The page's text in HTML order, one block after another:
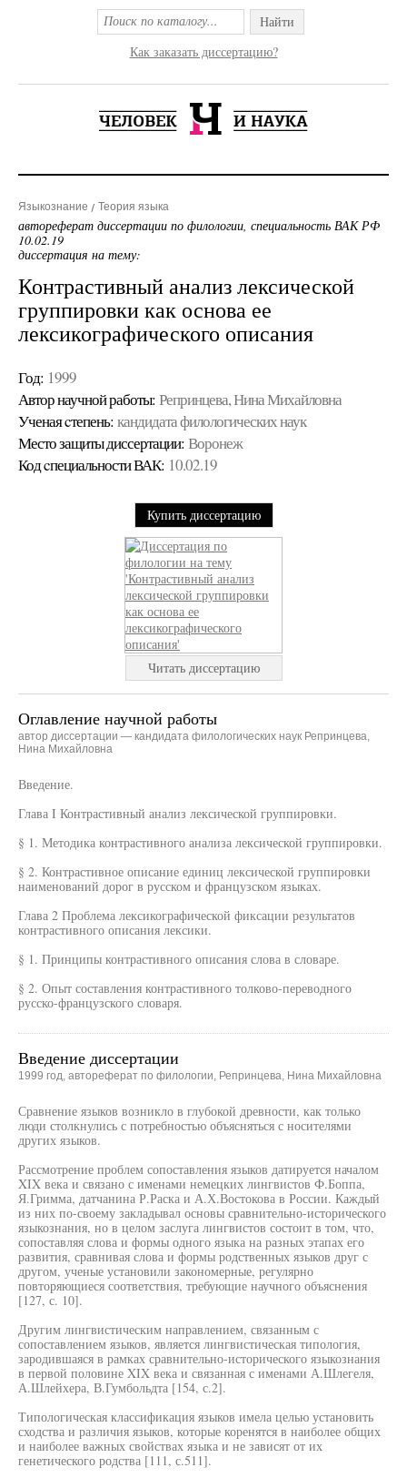
Найти
Как заказать диссертацию?
Языкознание Теория языка
автореферат диссертации по филологии, специальность ВАК РФ
10.02.19
диссертация на тему:
Контрастивный анализ лексической
группировки как основа ее
лексикографического описания
Год: 1999
Автор научной работы: Репринцева, Нина Михайловна
Ученая cтепень: кандидата филологических наук
Место защиты диссертации: Воронеж
Код cпециальности ВАК: 10.02.19
Купить диссертацию
Читать диссертацию
Оглавление научной работы
автор диссертации — кандидата филологических наук Репринцева,
Нина Михайловна
Введение.
Глава I Контрастивный анализ лексической группировки.
§ 1. Методика контрастивного анализа лексической группировки.
§ 2. Контрастивное описание единиц лексической группировки
наименований дорог в русском и французском языках.
Глава 2 Проблема лексикографической фиксации результатов
контрастивного описания лексики.
§ 1. Принципы контрастивного описания слова в словаре.
§ 2. Опыт составления контрастивного толково-переводного
русско-французского словаря.
Введение диссертации
1999 год, автореферат по филологии, Репринцева, Нина Михайловна
Сравнение языков возникло в глубокой древности, как только
люди столкнулись с потребностью объясняться с носителями
других языков.
Рассмотрение проблем сопоставления языков датируется началом
XIX века и связано с именами немецких лингвистов Ф.Боппа,
Я.Гримма, датчанина Р.Раска и А.Х.Востокова в России. Каждый
из них по-своему закладывал основы сравнительно-исторического
языкознания, но в целом заслуга лингвистов состоит в том, что,
сопоставляя слова и формы одного языка на разных этапах его
развития, сравнивая слова и формы родственных языков друг с
другом, ученые установили закономерные, регулярно
повторяющиеся соответствия, требующие научного объяснения
[127, с. 10].
Другим лингвистическим направлением, связанным с
сопоставлением языков, является лингвистическая типология,
зародившаяся в рамках сравнительно-исторического языкознания
в первой половине XIX века и связанная с именами А.Шлегеля,
А.Шлейхера, В.Гумбольдта [154, с.2].
Типологическая классификация языков имела целью установить
сходства и различия языков, которые коренятся в наиболее общих
и наиболее важных свойствах языка и не зависят от их
генетического родства [111, с.511].